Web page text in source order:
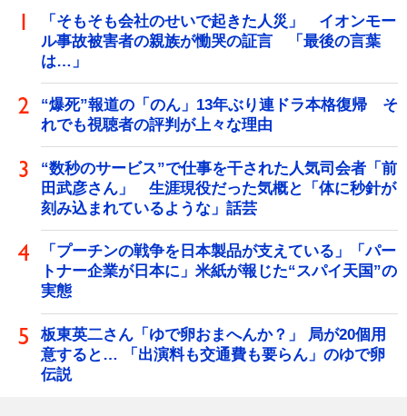
「そもそも会社のせいで起きた人災」 イオンモー
ル事故被害者の親族が慟哭の証言 「最後の言葉
は…」
“爆死”報道の「のん」13年ぶり連ドラ本格復帰 そ
れでも視聴者の評判が上々な理由
“数秒のサービス”で仕事を干された人気司会者「前
田武彦さん」 生涯現役だった気概と「体に秒針が
刻み込まれているような」話芸
「プーチンの戦争を日本製品が支えている」「パー
トナー企業が日本に」米紙が報じた“スパイ天国”の
実態
板東英二さん「ゆで卵おまへんか？」 局が20個用
意すると… 「出演料も交通費も要らん」のゆで卵
伝説